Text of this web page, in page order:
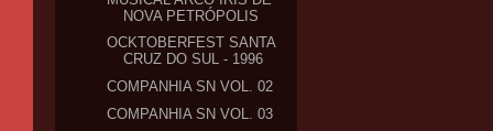
NOVA PETRÓPOLIS
OCKTOBERFEST SANTA
CRUZ DO SUL - 1996
COMPANHIA SN VOL. 02
COMPANHIA SN VOL. 03